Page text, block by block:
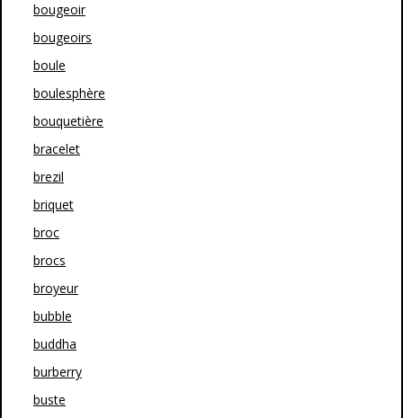
bougeoir
bougeoirs
boule
boulesphère
bouquetière
bracelet
brezil
briquet
broc
brocs
broyeur
bubble
buddha
burberry
buste